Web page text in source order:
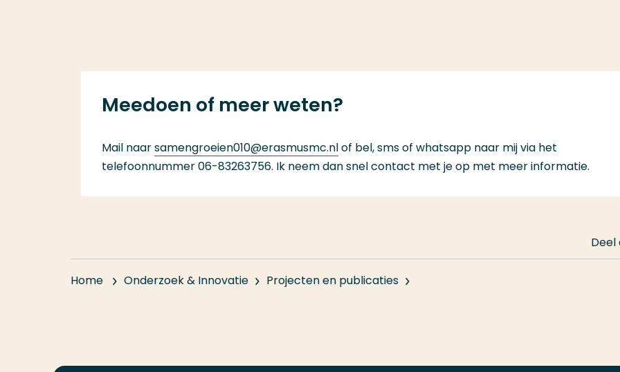
Meedoen of meer weten?
Mail naarsamengroeien010@erasmusmc.nlof bel, sms of whatsapp naar mij via het
telefoonnummer 06-83263756. Ik neem dan snel contact met je op met meer informatie.
Home Onderzoek & Innovatie Projecten en publicaties
Deel